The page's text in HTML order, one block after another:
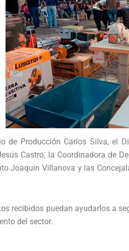
de Producción Carlos Silva, el
Castro, la Coordinadora de
Joaquín Villanova y las
recibidos puedan ayudarlos a
del sector.